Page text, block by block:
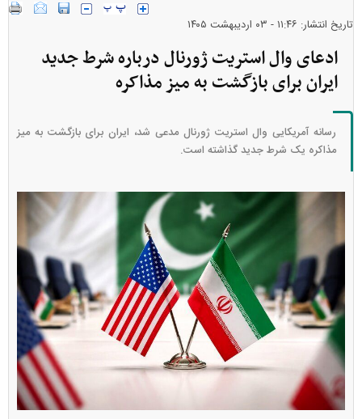
تاریخ انتشار: ۱۱:۴۶ - ۰۳ ارديبهشت ۱۴۰۵
ادعای وال استریت ژورنال درباره شرط جدید
ایران برای بازگشت به میز مذاکره
رسانه آمریکایی وال استریت ژورنال مدعی شد، ایران برای بازگشت به میز
مذاکره یک شرط جدید گذاشته است.